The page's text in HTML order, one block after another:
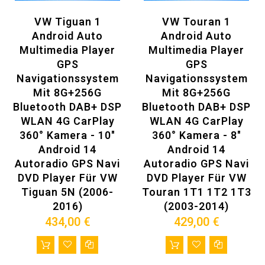
2. Senden Sie uns ein Bild (ein Bild des Bedienfelds Ihres
Autos)
E-Mail: autoradiomitnavi@gmail.com
Vorteile beim Kauf des Artikels:
Touchscreen 1280*720 QLED Fine Bildqualität, wahre Farbe,
geeignet für weitere Szenen, um Ihre Anforderungen zu
erfüllen.
Intelligentes UI-Design, man kann Wallpaper, Warm oder Kühl-
Eingebauter DSP (36EQ), Verbessern Sie die Klangqualität
16 Class Equalizer
Integriertes Bluetooth Modul, Freisprechanrufe, BT-Musik,
Telefonbuch synchronisieren, Anzeige des letzten Anrufs.
Original Lenkradsteuerung
VW Tiguan 1
Android Auto
Multimedia Player
GPS
Navigationssystem
Mit 8G+256G
Bluetooth DAB+ DSP
WLAN 4G CarPlay
360° Kamera - 10"
Android 14
Autoradio GPS Navi
DVD Player Für VW
Tiguan 5N (2006-
2016)
434,00 €
VW Touran 1
Android Auto
Multimedia Player
GPS
Navigationssystem
Mit 8G+256G
Bluetooth DAB+ DSP
WLAN 4G CarPlay
360° Kamera - 8"
Android 14
Autoradio GPS Navi
DVD Player Für VW
Touran 1T1 1T2 1T3
(2003-2014)
429,00 €